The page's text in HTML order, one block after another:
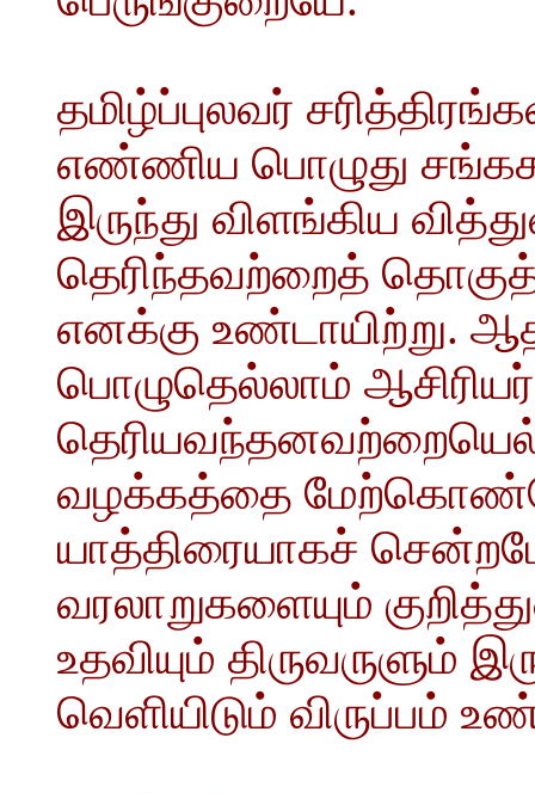
தமிழ்ப்புலவர்
எண்ணிய பொழுது
இருந்து விளங்கிய
தெரிந்தவற்றைத்
எனக்கு உண்டாயிற்று.
பொழுதெல்லாம்
வழக்கத்தை
யாத்திரையாகச்
வரலாறுகளையும்
உதவியும் திருவருளும்
வெளியிடும் விருப்பம்